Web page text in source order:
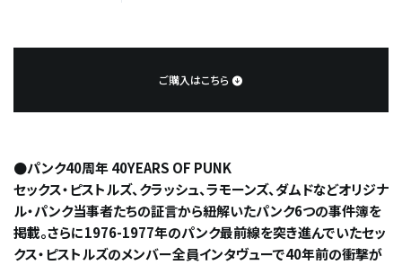
ご購入はこちら
●パンク40周年 40YEARS OF PUNK
セックス・ピストルズ、クラッシュ、ラモーンズ、ダムドなどオリジナ
ル・パンク当事者たちの証言から紐解いたパンク6つの事件簿を
掲載。さらに1976-1977年のパンク最前線を突き進んでいたセッ
クス・ピストルズのメンバー全員インタヴューで40年前の衝撃が